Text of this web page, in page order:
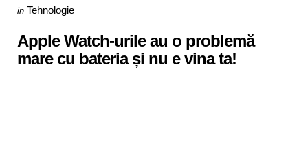
Categories
Posted
in Tehnologie
Apple Watch-urile au o problemă
mare cu bateria și nu e vina ta!